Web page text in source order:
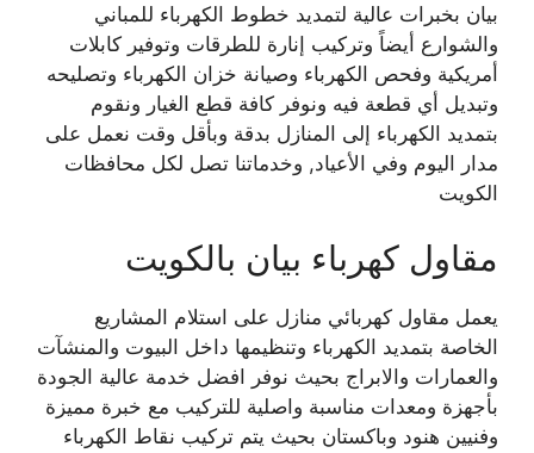
بيان بخبرات عالية لتمديد خطوط الكهرباء للمباني
والشوارع أيضاً وتركيب إنارة للطرقات وتوفير كابلات
أمريكية وفحص الكهرباء وصيانة خزان الكهرباء وتصليحه
وتبديل أي قطعة فيه ونوفر كافة قطع الغيار ونقوم
بتمديد الكهرباء إلى المنازل بدقة وبأقل وقت نعمل على
مدار اليوم وفي الأعياد, وخدماتنا تصل لكل محافظات
الكويت
مقاول كهرباء بيان بالكويت
يعمل مقاول كهربائي منازل على استلام المشاريع
الخاصة بتمديد الكهرباء وتنظيمها داخل البيوت والمنشآت
والعمارات والابراج بحيث نوفر افضل خدمة عالية الجودة
بأجهزة ومعدات مناسبة واصلية للتركيب مع خبرة مميزة
وفنيين هنود وباكستان بحيث يتم تركيب نقاط الكهرباء